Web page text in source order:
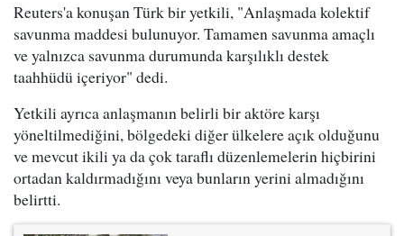
Reuters'a konuşan Türk bir yetkili, "Anlaşmada kolektif
savunma maddesi bulunuyor. Tamamen savunma amaçlı
ve yalnızca savunma durumunda karşılıklı destek
taahhüdü içeriyor" dedi.
Yetkili ayrıca anlaşmanın belirli bir aktöre karşı
yöneltilmediğini, bölgedeki diğer ülkelere açık olduğunu
ve mevcut ikili ya da çok taraflı düzenlemelerin hiçbirini
ortadan kaldırmadığını veya bunların yerini almadığını
belirtti.